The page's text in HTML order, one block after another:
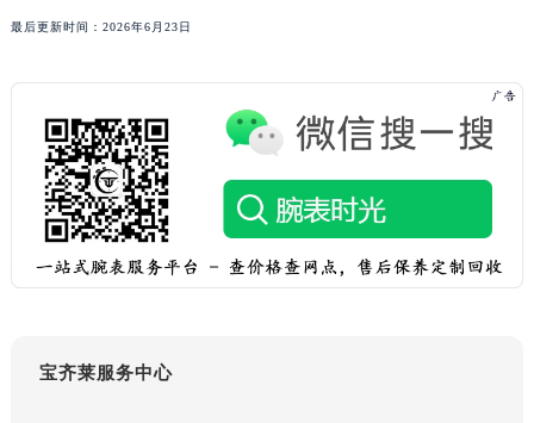
最后更新时间：2026年6月23日
宝齐莱服务中心